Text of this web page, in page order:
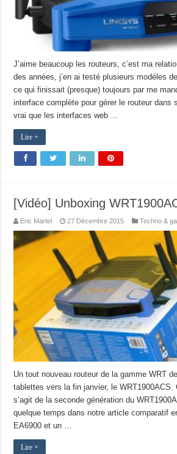
J’aime beaucoup les routeurs, c’est ma
des années, j’en ai testé plusieurs modèles
ce qui finissait (presque) toujours par me
interface complète pour gérer le routeur dans
vrai que les interfaces web …
Lire +
[Vidéo] Unboxing
Eric Martel 27 Décembre 2015 Techno &
Un tout nouveau routeur de la gamme WRT
tablettes vers la fin janvier, le WRT1900ACS.
s’agit de la seconde génération du
quelque temps dans notre article comparatif
EA6900 et un …
Lire +